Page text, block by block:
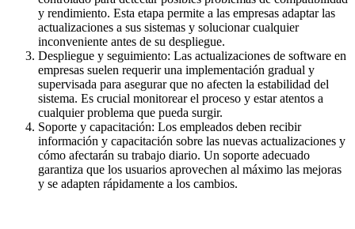
y rendimiento. Esta etapa permite a las empresas adaptar las
actualizaciones a sus sistemas y solucionar cualquier
inconveniente antes de su despliegue.
Despliegue y seguimiento: Las actualizaciones de software en
empresas suelen requerir una implementación gradual y
supervisada para asegurar que no afecten la estabilidad del
sistema. Es crucial monitorear el proceso y estar atentos a
cualquier problema que pueda surgir.
Soporte y capacitación: Los empleados deben recibir
información y capacitación sobre las nuevas actualizaciones y
cómo afectarán su trabajo diario. Un soporte adecuado
garantiza que los usuarios aprovechen al máximo las mejoras
y se adapten rápidamente a los cambios.